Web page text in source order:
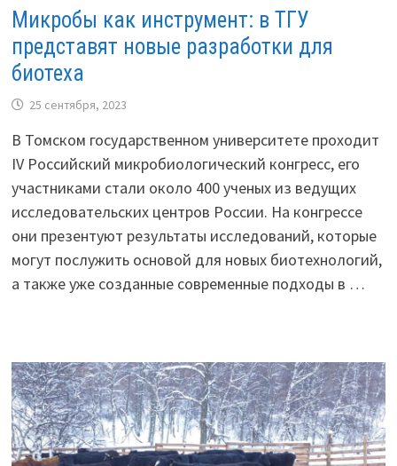
Микробы как инструмент: в ТГУ
представят новые разработки для
биотеха
25 сентября, 2023
В Томском государственном университете проходит
IV Российский микробиологический конгресс, его
участниками стали около 400 ученых из ведущих
исследовательских центров России. На конгрессе
они презентуют результаты исследований, которые
могут послужить основой для новых биотехнологий,
а также уже созданные современные подходы в …